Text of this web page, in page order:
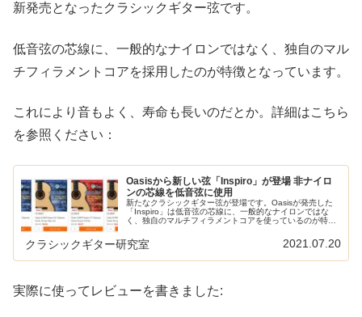
新発売となったクラシックギター弦です。
低音弦の芯線に、一般的なナイロンではなく、独自のマル
チフィラメントコアを採用したのが特徴となっています。
これにより音もよく、寿命も長いのだとか。詳細はこちら
を参照ください：
Oasisから新しい弦「Inspiro」が登場 非ナイロ
ンの芯線を低音弦に使用
新たなクラシックギター弦が登場です。Oasisが発売した
「Inspiro」は低音弦の芯線に、一般的なナイロンではな
く、独自のマルチフィラメントコアを使っているのが特徴
OasisOasisは、日...
クラシックギター研究室 2021.07.20
実際に使ってレビューを書きました: